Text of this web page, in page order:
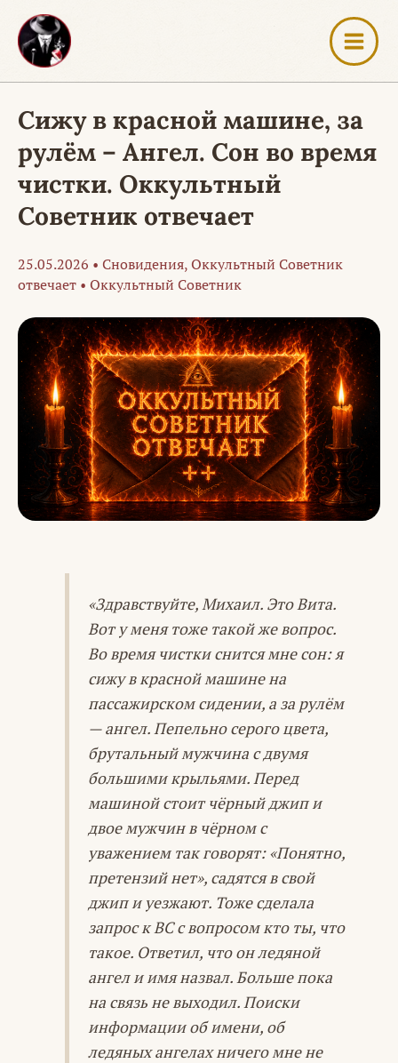
Перейти
содержимому
Сижу в красной машине, за
рулём – Ангел. Сон во время
чистки. Оккультный
Советник отвечает
25.05.2026 • Сновидения,Оккультный Советник
отвечает • Оккультный Советник
«Здравствуйте, Михаил. Это Вита.
Вот у меня тоже такой же вопрос.
Во время чистки снится мне сон: я
сижу в красной машине на
пассажирском сидении, а за рулём
— ангел. Пепельно серого цвета,
брутальный мужчина с двумя
большими крыльями. Перед
машиной стоит чёрный джип и
двое мужчин в чёрном с
уважением так говорят: «Понятно,
претензий нет», садятся в свой
джип и уезжают. Тоже сделала
запрос к ВС с вопросом кто ты, что
такое. Ответил, что он ледяной
ангел и имя назвал. Больше пока
на связь не выходил. Поиски
информации об имени, об
ледяных ангелах ничего мне не